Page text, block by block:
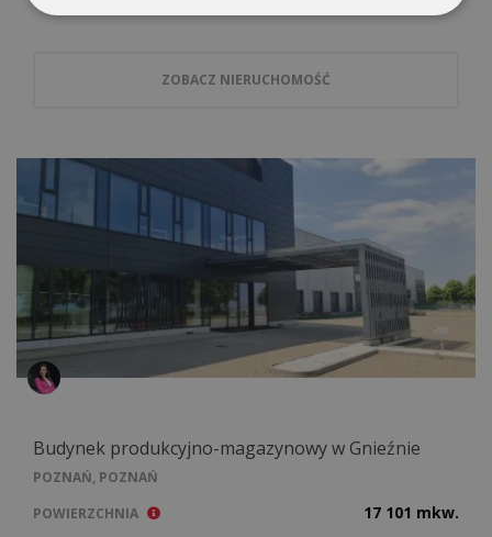
ZOBACZ NIERUCHOMOŚĆ
Budynek produkcyjno-magazynowy w Gnieźnie
POZNAŃ, POZNAŃ
POWIERZCHNIA
17 101 mkw.